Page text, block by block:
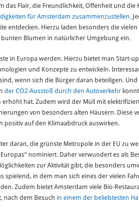
das Flair, die Freundlichkeit, Offenheit und die
für Amsterdam zusammenzustellen.
entdecken. Hierzu laden besonders die
Blumen in natürlicher Umgebung ein.
in Europa werden. Hierzu bietet man Start-
und Konzepte zu entwickeln.
wenn sich die Bürger daran beteiligen.
der CO2-Ausstoß durch den Autoverkehr
hat. Zudem wird der Müll mit
von besonders alten Häusern. Diese
positiv auf den Klimaabdruck auswirken.
daran, die grünste Metropole in der EU zu
nominiert. Daher verwundert es als
zur Aktivität gibt, die besonders
spielend, in dem man sich eines der vielen
Zudem bietet Amsterdam viele Bio-
nach dem Besuch in einem der beliebtesten